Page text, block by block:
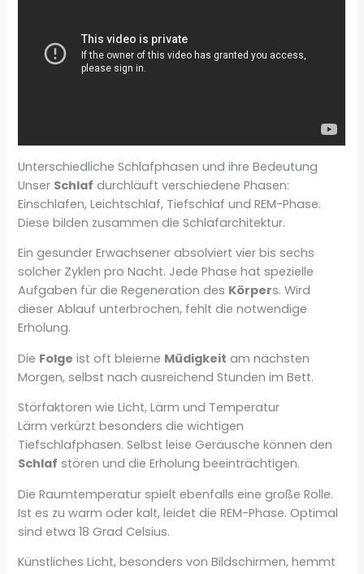
Unterschiedliche Schlafphasen und ihre Bedeutung
Unser Schlaf durchläuft verschiedene Phasen:
Einschlafen, Leichtschlaf, Tiefschlaf und REM-Phase.
Diese bilden zusammen die Schlafarchitektur.
Ein gesunder Erwachsener absolviert vier bis sechs
solcher Zyklen pro Nacht. Jede Phase hat spezielle
Aufgaben für die Regeneration des Körpers. Wird
dieser Ablauf unterbrochen, fehlt die notwendige
Erholung.
Die Folge ist oft bleierne Müdigkeit am nächsten
Morgen, selbst nach ausreichend Stunden im Bett.
Störfaktoren wie Licht, Lärm und Temperatur
Lärm verkürzt besonders die wichtigen
Tiefschlafphasen. Selbst leise Geräusche können den
Schlaf stören und die Erholung beeinträchtigen.
Die Raumtemperatur spielt ebenfalls eine große Rolle.
Ist es zu warm oder kalt, leidet die REM-Phase. Optimal
sind etwa 18 Grad Celsius.
Künstliches Licht, besonders von Bildschirmen, hemmt